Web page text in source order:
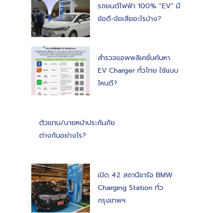
รถยนต์ไฟฟ้า 100% “EV” มี
ข้อดี-ข้อเสียอะไรบ้าง?
สำรวจแอพพลิเคชั่นค้นหา
EV Charger ทั่วไทย ใช้แบบ
ไหนดี?
ตัวแทน/นายหน้าประกันภัย
ต่างกันอย่างไร?
เปิด 42 สถานีชาร์จ BMW
Charging Station ทั่ว
กรุงเทพฯ